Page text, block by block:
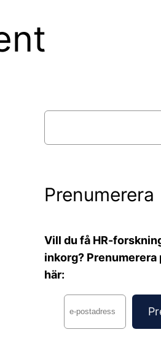
S
Prenumerera
Vill du få HR-
inkorg? Prenumerera
här: